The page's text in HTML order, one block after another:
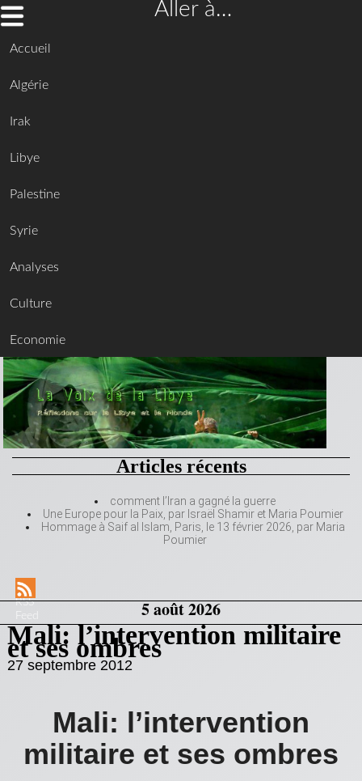
Aller à…
Accueil
Algérie
Irak
Libye
Palestine
Syrie
Analyses
Culture
Economie
Articles récents
comment l’Iran a gagné la guerre
Une Europe pour la Paix, par Israël Shamir et Maria Poumier
Hommage à Saif al Islam, Paris, le 13 février 2026, par Maria
Poumier
RSS
Feed
5 août 2026
Mali: l’intervention militaire
et ses ombres
27 septembre 2012
Mali: l’intervention
militaire et ses ombres